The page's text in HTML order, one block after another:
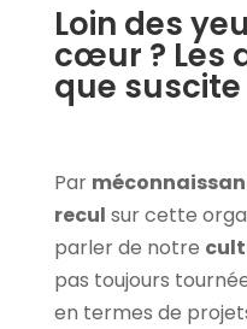
Loin des
cœur ? Les
que
Par
recul sur cette
parler de notre
pas toujours
en termes de